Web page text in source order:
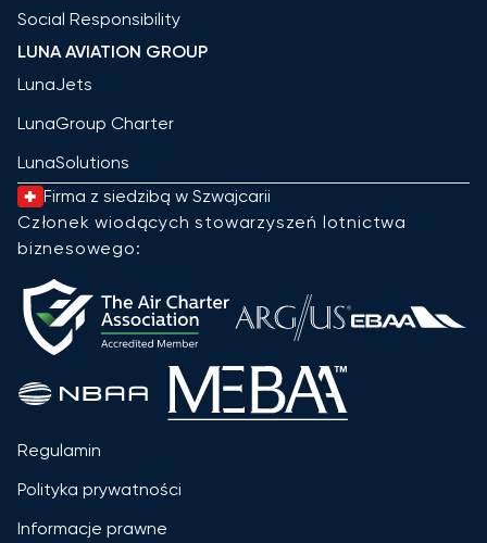
Social Responsibility
LUNA AVIATION GROUP
LunaJets
LunaGroup Charter
LunaSolutions
Firma z siedzibą w Szwajcarii
Członek wiodących stowarzyszeń lotnictwa
biznesowego:
Regulamin
Polityka prywatności
Informacje prawne